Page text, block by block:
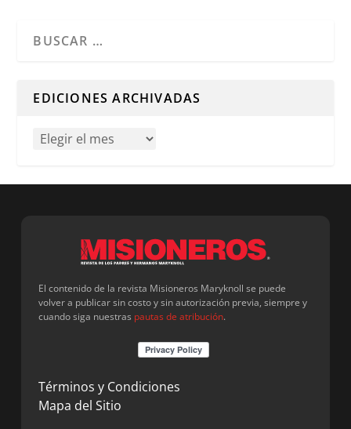
EDICIONES ARCHIVADAS
El contenido de la revista Misioneros Maryknoll se puede
volver a publicar sin costo y sin autorización previa, siempre y
cuando siga nuestras pautas de atribución.
Términos y Condiciones
Mapa del Sitio